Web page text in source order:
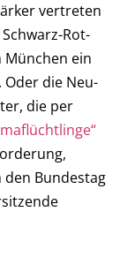
vertreten
Rot-
München ein
die Neu-
die per
Bundestag